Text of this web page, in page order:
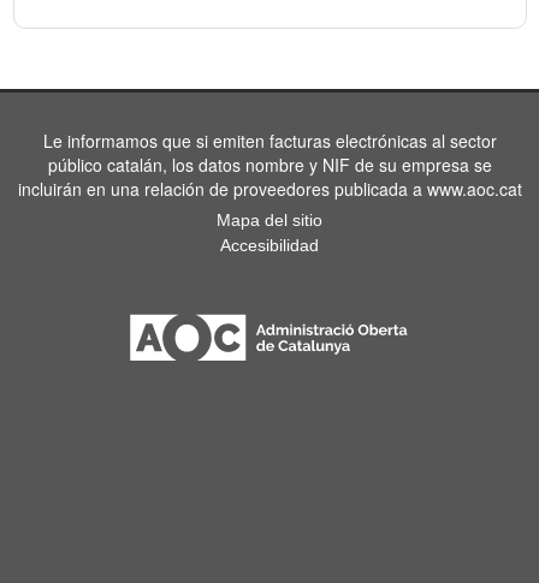
Le informamos que si emiten facturas electrónicas al sector
público catalán, los datos nombre y NIF de su empresa se
incluirán en una relación de proveedores publicada a www.aoc.cat
Mapa del sitio
Accesibilidad